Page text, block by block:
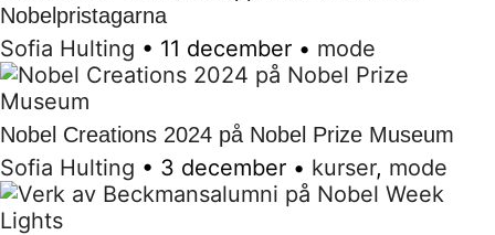
Nobelpristagarna
Sofia Hulting • 11 december • mode
Nobel Creations 2024 på Nobel Prize Museum
Sofia Hulting • 3 december • kurser, mode